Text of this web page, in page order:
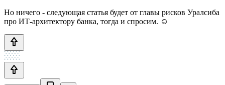
Но ничего - следующая статья будет от главы рисков Уралсиба
про ИТ-архитектору банка, тогда и спросим. ☺️